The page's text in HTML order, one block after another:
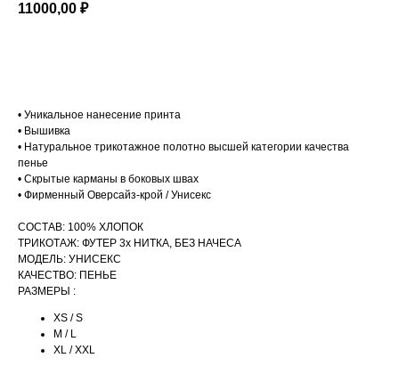
11000,00 ₽
• Уникальное нанесение принта
• Вышивка
• Натуральное трикотажное полотно высшей категории качества
пенье
• Скрытые карманы в боковых швах
• Фирменный Оверсайз-крой / Унисекс
СОСТАВ: 100% ХЛОПОК
ТРИКОТАЖ: ФУТЕР 3х НИТКА, БЕЗ НАЧЕСА
МОДЕЛЬ: УНИСЕКС
КАЧЕСТВО: ПЕНЬЕ
РАЗМЕРЫ :
XS / S
M / L
XL / XXL